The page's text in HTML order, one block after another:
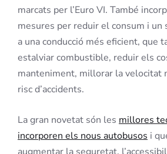
marcats per l’Euro VI. També
mesures per reduir el consum i un
a una conducció més eficient, que
estalviar combustible, reduir els
manteniment, millorar la velocitat
risc d’accidents.
La gran novetat són les millores
incorporen els nous autobusos i